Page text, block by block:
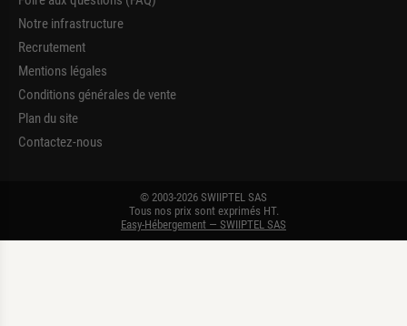
Notre infrastructure
Recrutement
Mentions légales
Conditions générales de vente
Plan du site
Contactez-nous
© 2003-2026 SWIIPTEL SAS
Tous nos prix sont exprimés HT.
Easy-Hébergement — SWIIPTEL SAS